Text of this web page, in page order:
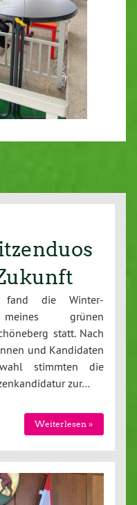
die Winter-
meines grünen
statt. Nach
und Kandidaten
stimmten die
zur…
Weiterlesen »